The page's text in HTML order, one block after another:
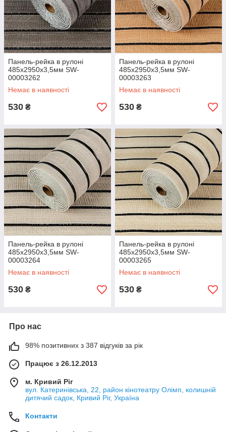
Панель-рейка в рулоні
485х2950х3,5мм SW-
00003262
Немає в наявності
530 ₴
Панель-рейка в рулоні
485х2950х3,5мм SW-
00003263
Немає в наявності
530 ₴
Панель-рейка в рулоні
485х2950х3,5мм SW-
00003264
Немає в наявності
530 ₴
Панель-рейка в рулоні
485х2950х3,5мм SW-
00003265
Немає в наявності
530 ₴
Про нас
98% позитивних з 387 відгуків за рік
Працює з 26.12.2013
м. Кривий Ріг
вул. Катеринівська, 22, район кінотеатру Олімп, колишній
дитячий садок, Кривий Ріг, Україна
Контакти